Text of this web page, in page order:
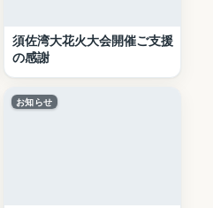
須佐湾大花火大会開催ご支援
の感謝
お知らせ